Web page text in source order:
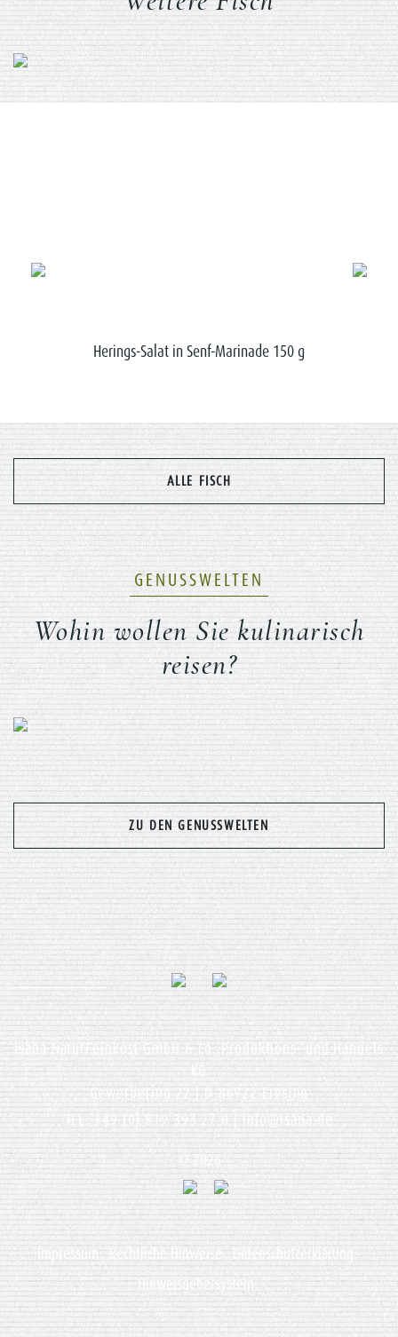
Herings-Salat in Senf-Marinade 150 g
ALLE FISCH
GENUSSWELTEN
Wohin wollen Sie kulinarisch
reisen?
Previous Next
ZU DEN GENUSSWELTEN
Isana NaturFeinkost GmbH & Co. Produktions- und Handels
KG
Gewerbering 22 | D-86922 Eresing
TEL: +49 (0) 819 393 27 0 |info@isana.de
© 2026
Impressum Rechtliche Hinweise Datenschutzerklärung
Hinweisgebersystem